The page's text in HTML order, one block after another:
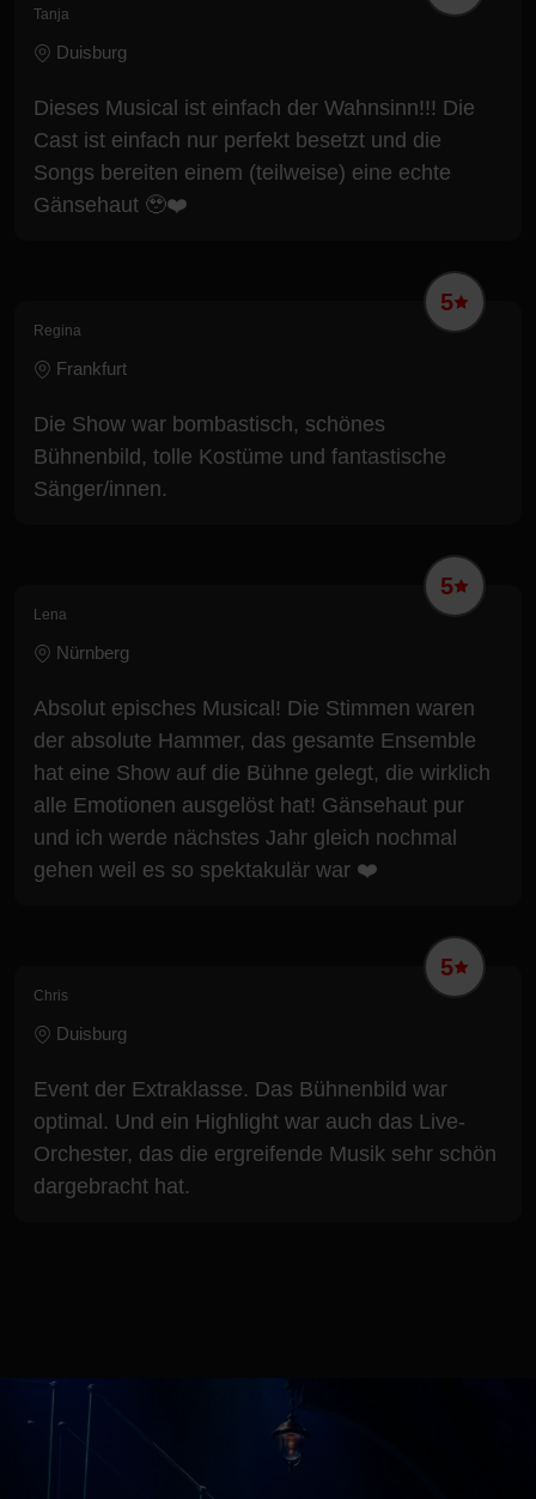
Tanja
Duisburg
Dieses Musical ist einfach der Wahnsinn!!! Die
Cast ist einfach nur perfekt besetzt und die
Songs bereiten einem (teilweise) eine echte
Gänsehaut 🥹❤️
5
Regina
Frankfurt
Die Show war bombastisch, schönes
Bühnenbild, tolle Kostüme und fantastische
Sänger/innen.
5
Lena
Nürnberg
Absolut episches Musical! Die Stimmen waren
der absolute Hammer, das gesamte Ensemble
hat eine Show auf die Bühne gelegt, die wirklich
alle Emotionen ausgelöst hat! Gänsehaut pur
und ich werde nächstes Jahr gleich nochmal
gehen weil es so spektakulär war ❤️
5
Chris
Duisburg
Event der Extraklasse. Das Bühnenbild war
optimal. Und ein Highlight war auch das Live-
Orchester, das die ergreifende Musik sehr schön
dargebracht hat.